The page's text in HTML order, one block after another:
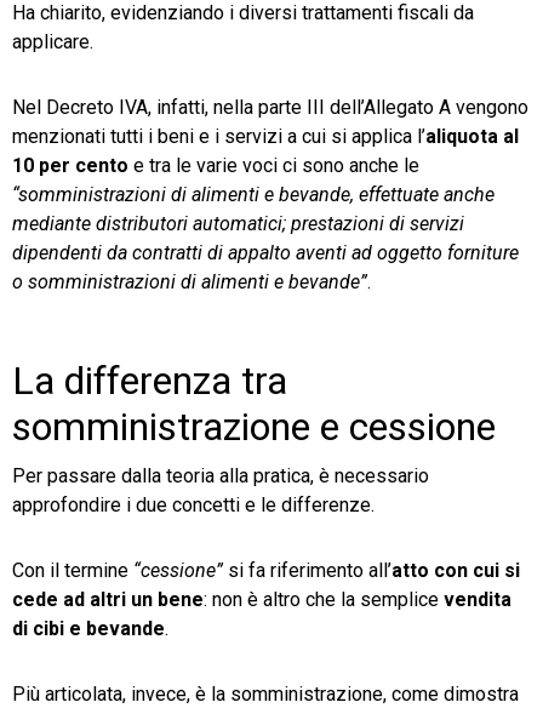
Ha chiarito, evidenziando i diversi trattamenti fiscali da
applicare.
Nel Decreto IVA, infatti, nella parte III dell’Allegato A vengono
menzionati tutti i beni e i servizi a cui si applica l’aliquota al
10 per cento e tra le varie voci ci sono anche le
“somministrazioni di alimenti e bevande, effettuate anche
mediante distributori automatici; prestazioni di servizi
dipendenti da contratti di appalto aventi ad oggetto forniture
o somministrazioni di alimenti e bevande”.
La differenza tra
somministrazione e cessione
Per passare dalla teoria alla pratica, è necessario
approfondire i due concetti e le differenze.
Con il termine “cessione”si fa riferimento all’atto con cui si
cede ad altri un bene: non è altro che la semplice vendita
di cibi e bevande.
Più articolata, invece, è la somministrazione, come dimostra